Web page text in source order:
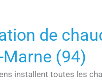
de
Marne (94)
installent toutes les